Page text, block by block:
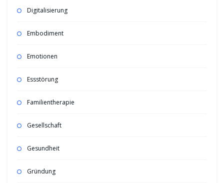
Digitalisierung
Embodiment
Emotionen
Essstörung
Familientherapie
Gesellschaft
Gesundheit
Gründung